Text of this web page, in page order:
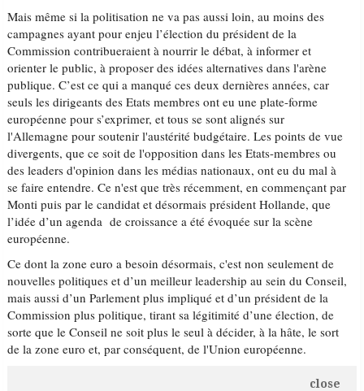
Mais même si la politisation ne va pas aussi loin, au moins des
campagnes ayant pour enjeu l’élection du président de la
Commission contribueraient à nourrir le débat, à informer et
orienter le public, à proposer des idées alternatives dans l'arène
publique. C’est ce qui a manqué ces deux dernières années, car
seuls les dirigeants des Etats membres ont eu une plate-forme
européenne pour s’exprimer, et tous se sont alignés sur
l'Allemagne pour soutenir l'austérité budgétaire. Les points de vue
divergents, que ce soit de l'opposition dans les Etats-membres ou
des leaders d'opinion dans les médias nationaux, ont eu du mal à
se faire entendre. Ce n'est que très récemment, en commençant par
Monti puis par le candidat et désormais président Hollande, que
l’idée d’un agenda de croissance a été évoquée sur la scène
européenne.
Ce dont la zone euro a besoin désormais, c'est non seulement de
nouvelles politiques et d’un meilleur leadership au sein du Conseil,
mais aussi d’un Parlement plus impliqué et d’un président de la
Commission plus politique, tirant sa légitimité d’une élection, de
sorte que le Conseil ne soit plus le seul à décider, à la hâte, le sort
de la zone euro et, par conséquent, de l'Union européenne.
close